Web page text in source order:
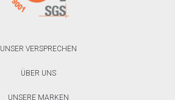
UNSER VERSPRECHEN
ÜBER UNS
UNSERE MARKEN